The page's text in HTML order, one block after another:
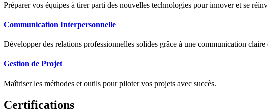
Préparer vos équipes à tirer parti des nouvelles technologies pour innover et se
Communication Interpersonnelle
Développer des relations professionnelles solides grâce à une communication claire
Gestion de Projet
Maîtriser les méthodes et outils pour piloter vos projets avec succès.
Certifications